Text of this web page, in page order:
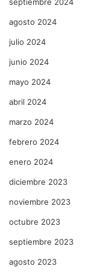
agosto 2024
julio 2024
junio 2024
mayo 2024
abril 2024
marzo 2024
febrero 2024
enero 2024
diciembre 2023
noviembre 2023
octubre 2023
septiembre 2023
agosto 2023